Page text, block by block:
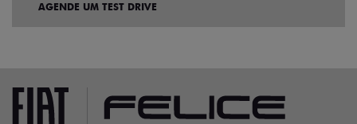
AGENDE UM TEST DRIVE